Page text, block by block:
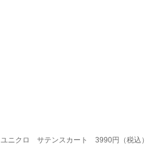
ユニクロ サテンスカート 3990円（税込）